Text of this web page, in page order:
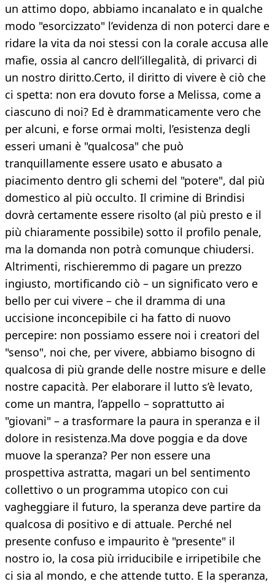
un attimo dopo, abbiamo incanalato e in qualche
modo "esorcizzato" l’evidenza di non poterci dare e
ridare la vita da noi stessi con la corale accusa alle
mafie, ossia al cancro dell’illegalità, di privarci di
un nostro diritto.Certo, il diritto di vivere è ciò che
ci spetta: non era dovuto forse a Melissa, come a
ciascuno di noi? Ed è drammaticamente vero che
per alcuni, e forse ormai molti, l’esistenza degli
esseri umani è "qualcosa" che può
tranquillamente essere usato e abusato a
piacimento dentro gli schemi del "potere", dal più
domestico al più occulto. Il crimine di Brindisi
dovrà certamente essere risolto (al più presto e il
più chiaramente possibile) sotto il profilo penale,
ma la domanda non potrà comunque chiudersi.
Altrimenti, rischieremmo di pagare un prezzo
ingiusto, mortificando ciò – un significato vero e
bello per cui vivere – che il dramma di una
uccisione inconcepibile ci ha fatto di nuovo
percepire: non possiamo essere noi i creatori del
"senso", noi che, per vivere, abbiamo bisogno di
qualcosa di più grande delle nostre misure e delle
nostre capacità. Per elaborare il lutto s’è levato,
come un mantra, l’appello – soprattutto ai
"giovani" – a trasformare la paura in speranza e il
dolore in resistenza.Ma dove poggia e da dove
muove la speranza? Per non essere una
prospettiva astratta, magari un bel sentimento
collettivo o un programma utopico con cui
vagheggiare il futuro, la speranza deve partire da
qualcosa di positivo e di attuale. Perché nel
presente confuso e impaurito è "presente" il
nostro io, la cosa più irriducibile e irripetibile che
ci sia al mondo, e che attende tutto. E la speranza,